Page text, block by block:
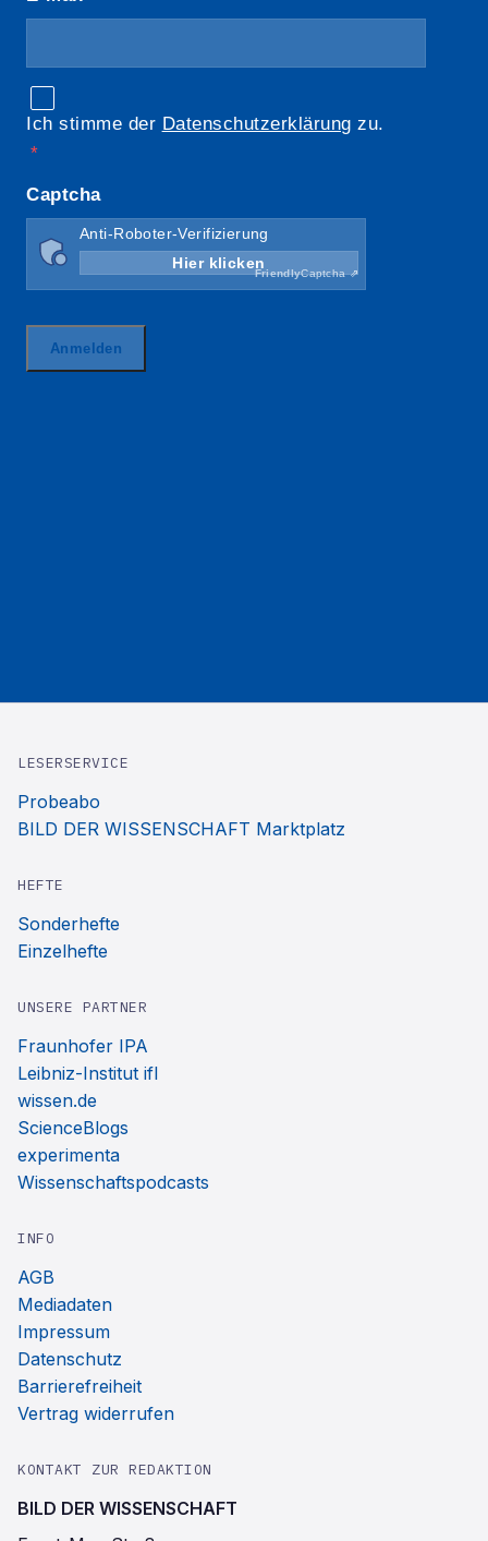
LESERSERVICE
Probeabo
BILD DER WISSENSCHAFT Marktplatz
HEFTE
Sonderhefte
Einzelhefte
UNSERE PARTNER
Fraunhofer IPA
Leibniz-Institut ifl
wissen.de
ScienceBlogs
experimenta
Wissenschaftspodcasts
INFO
AGB
Mediadaten
Impressum
Datenschutz
Barrierefreiheit
Vertrag widerrufen
KONTAKT ZUR REDAKTION
BILD DER WISSENSCHAFT